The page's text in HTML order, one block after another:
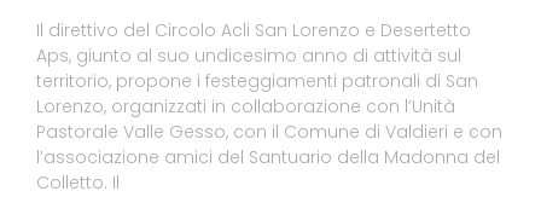
Il direttivo del Circolo Acli San Lorenzo e Desertetto
Aps, giunto al suo undicesimo anno di attività sul
territorio, propone i festeggiamenti patronali di San
Lorenzo, organizzati in collaborazione con l’Unità
Pastorale Valle Gesso, con il Comune di Valdieri e con
l’associazione amici del Santuario della Madonna del
Colletto. Il